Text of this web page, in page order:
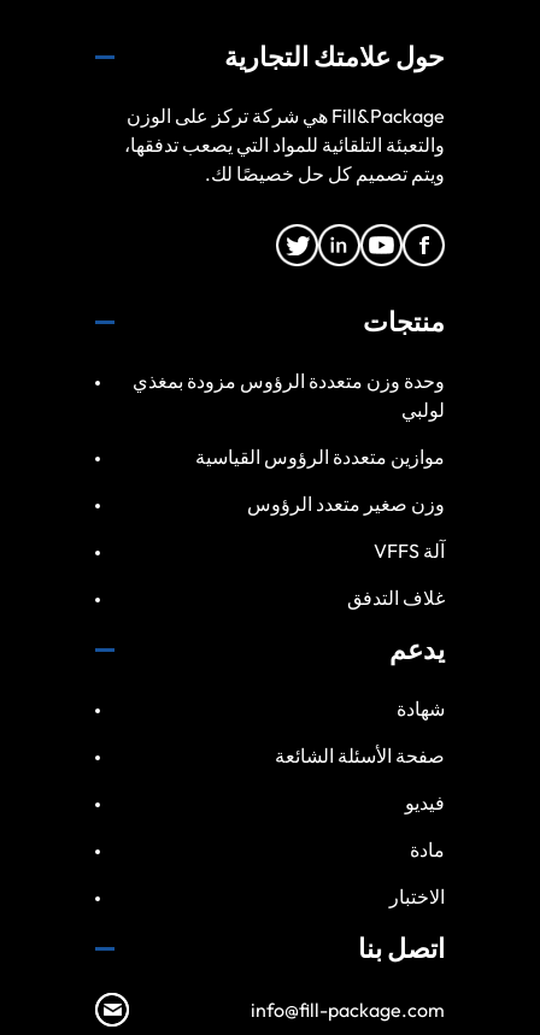
حول علامتك التجارية
Fill&Package هي شركة تركز على الوزن
والتعبئة التلقائية للمواد التي يصعب تدفقها،
ويتم تصميم كل حل خصيصًا لك.
منتجات
وحدة وزن متعددة الرؤوس مزودة بمغذي
لولبي
موازين متعددة الرؤوس القياسية
وزن صغير متعدد الرؤوس
آلة VFFS
غلاف التدفق
يدعم
شهادة
صفحة الأسئلة الشائعة
فيديو
مادة
الاختبار
اتصل بنا
info@fill-package.com